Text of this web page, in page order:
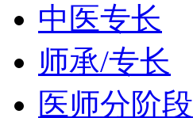
中医专长
师承/专长
医师分阶段